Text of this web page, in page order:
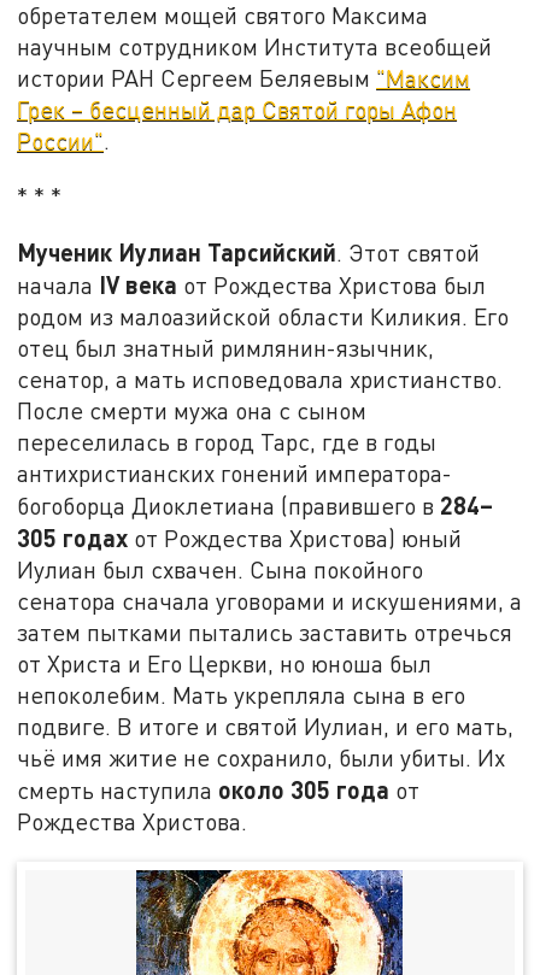
обретателем мощей святого Максима
научным сотрудником Института всеобщей
истории РАН Сергеем Беляевым "Максим
Грек – бесценный дар Святой горы Афон
России".
* * *
Мученик Иулиан Тарсийский. Этот святой
начала IVвека от Рождества Христова был
родом из малоазийской области Киликия. Его
отец был знатный римлянин-язычник,
сенатор, а мать исповедовала христианство.
После смерти мужа она с сыном
переселилась в город Тарс, где в годы
антихристианских гонений императора-
богоборца Диоклетиана (правившего в 284–
305 годах от Рождества Христова) юный
Иулиан был схвачен. Сына покойного
сенатора сначала уговорами и искушениями, а
затем пытками пытались заставить отречься
от Христа и Его Церкви, но юноша был
непоколебим. Мать укрепляла сына в его
подвиге. В итоге и святой Иулиан, и его мать,
чьё имя житие не сохранило, были убиты. Их
смерть наступила около 305 года от
Рождества Христова.